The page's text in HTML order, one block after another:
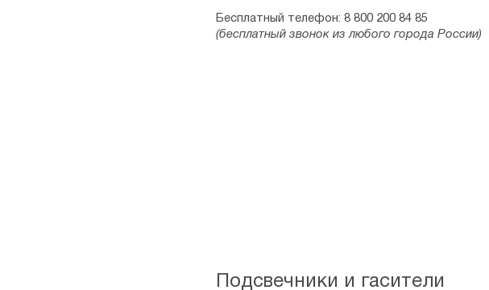
Бесплатный телефон: 8 800 200 84 85
(бесплатный звонок из любого города России)
Подсвечники и гасители